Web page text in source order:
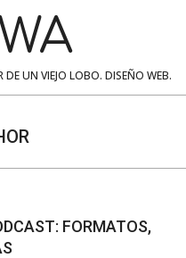
UN VIEJO LOBO. DISEÑO WEB.
FORMATOS,